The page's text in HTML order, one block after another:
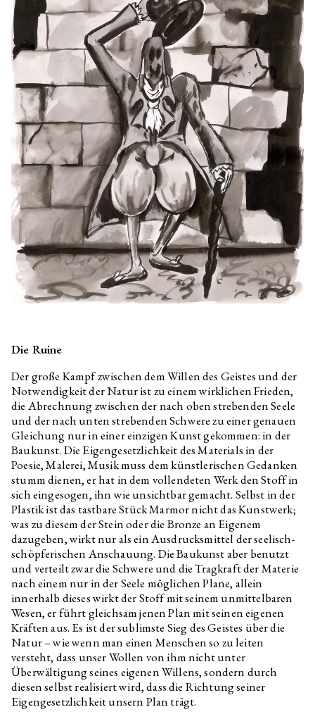
Die Ruine
Der große Kampf zwischen dem Willen des Geistes und der
Notwendigkeit der Natur ist zu einem wirklichen Frieden,
die Abrechnung zwischen der nach oben strebenden Seele
und der nach unten strebenden Schwere zu einer genauen
Gleichung nur in einer einzigen Kunst gekommen: in der
Baukunst. Die Eigengesetzlichkeit des Materials in der
Poesie, Malerei, Musik muss dem künstlerischen Gedanken
stumm dienen, er hat in dem vollendeten Werk den Stoff in
sich eingesogen, ihn wie unsichtbar gemacht. Selbst in der
Plastik ist das tastbare Stück Marmor nicht das Kunstwerk;
was zu diesem der Stein oder die Bronze an Eigenem
dazugeben, wirkt nur als ein Ausdrucksmittel der seelisch-
schöpferischen Anschauung. Die Baukunst aber benutzt
und verteilt zwar die Schwere und die Tragkraft der Materie
nach einem nur in der Seele möglichen Plane, allein
innerhalb dieses wirkt der Stoff mit seinem unmittelbaren
Wesen, er führt gleichsam jenen Plan mit seinen eigenen
Kräften aus. Es ist der sublimste Sieg des Geistes über die
Natur – wie wenn man einen Menschen so zu leiten
versteht, dass unser Wollen von ihm nicht unter
Überwältigung seines eigenen Willens, sondern durch
diesen selbst realisiert wird, dass die Richtung seiner
Eigengesetzlichkeit unsern Plan trägt.
Daniela Dostálková, Linda
Dostálková
Kino Kosmos
Daniela Dostálková, Linda
Dostálková
Dorota Jurczak: Pyk, Sciak etc.
Edith Jeřábková Sprouts
Daniela Dostálková, Linda
Dostálková
Curatorial text for the
exhibition by Petr Bosák, Robert
Jansa and Adam Macháček
Daniela Dostálková, Linda
Dostálková
Curatorial text for Martin
Zetová's exhibition
Petr Bakla Cello & Piano
Edith Jeřábková, Jan Albert
Šturma
Primeval Forest, Garden and
Wall
Interview with Barbora
Lungová
Marek Pokorný
Barbora Lungová and the gift
of painting
Marek Pokorný
Julie in the Worlds of Fantasy.
Marginalia.
András Cséfalvay Zvířecí kustodi – Bee
András Cséfalvay Animal Custodians – Rabbit
András Cséfalvay Animal Custodians – Owl
András Cséfalvay Animal Custodians – Fox
András Cséfalvay Animal Custodians – Deer
András Cséfalvay Animal Custodians – Pigeon
András Cséfalvay Animal Custodians – Raven
Jiří Žák, Kateřina Konvalinová
If you have a canary with a poor
singing voice, it will never stop
singing after this training video!
Annika Eriksson Checking the Stove
Viktorie Pražáková Trust
David Přílučík
Is it the flight or the fall what
my friend is falling for?
Edith Jeřábková Animal News
Daniela & Linda Dostálková Dan Walwin: Relief
Ukrainian Culture at the Time
of Russian Aggression